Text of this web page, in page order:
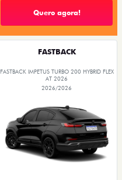
Quero agora!
FASTBACK
FASTBACK IMPETUS TURBO 200 HYBRID FLEX
AT 2026
2026/2026